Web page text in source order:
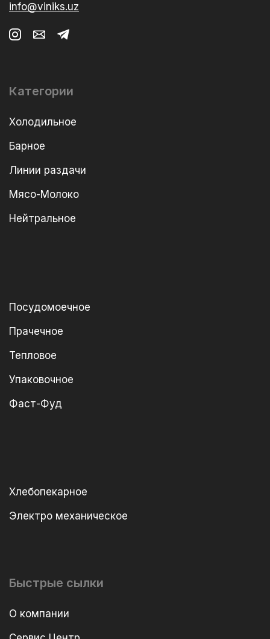
info@viniks.uz
Категории
Холодильное
Барное
Линии раздачи
Мясо-Молоко
Нейтральное
Посудомоечное
Прачечное
Тепловое
Упаковочное
Фаст-Фуд
Хлебопекарное
Электро механическое
Быстрые сылки
О компании